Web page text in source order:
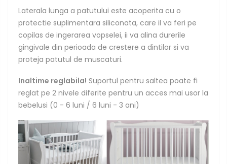
Laterala lunga a patutului este acoperita cu o
protectie suplimentara siliconata, care il va feri pe
copilas de ingerarea vopselei, ii va alina durerile
gingivale din perioada de crestere a dintilor si va
proteja patutul de muscaturi.
Inaltime reglabila! Suportul pentru saltea poate fi
reglat pe 2 nivele diferite pentru un acces mai usor la
bebelusi (0 - 6 luni / 6 luni - 3 ani)